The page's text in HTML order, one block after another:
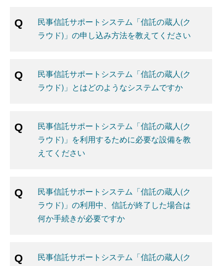
民事信託サポートシステム「信託の蔵人(ク
ラウド)」の申し込み方法を教えてください
民事信託サポートシステム「信託の蔵人(ク
ラウド)」とはどのようなシステムですか
民事信託サポートシステム「信託の蔵人(ク
ラウド)」を利用するために必要な設備を教
えてください
民事信託サポートシステム「信託の蔵人(ク
ラウド)」の利用中、信託が終了した場合は
何か手続きが必要ですか
民事信託サポートシステム「信託の蔵人(ク